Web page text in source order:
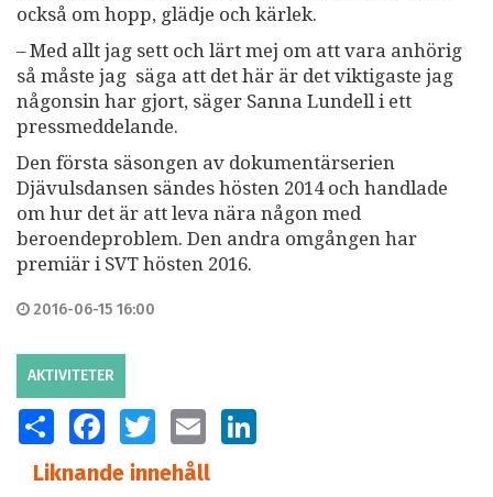
också om hopp, glädje och kärlek.
– Med allt jag sett och lärt mej om att vara anhörig
så måste jag säga att det här är det viktigaste jag
någonsin har gjort, säger Sanna Lundell i ett
pressmeddelande.
Den första säsongen av dokumentärserien
Djävulsdansen sändes hösten 2014 och handlade
om hur det är att leva nära någon med
beroendeproblem. Den andra omgången har
premiär i SVT hösten 2016.
2016-06-15 16:00
AKTIVITETER
SHARE FACEBOOKTWITTER EMAIL
Liknande innehåll